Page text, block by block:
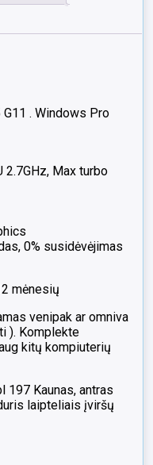
. Windows Pro
2.7GHz, Max turbo
0% susidėvėjimas
mėnesių
venipak ar omniva
). Komplekte
kitų kompiuterių
197 Kaunas, antras
laipteliais įviršų